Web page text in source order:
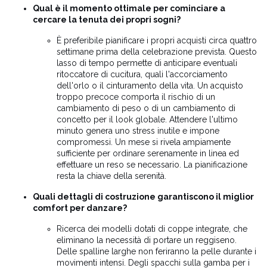
Qual è il momento ottimale per cominciare a
cercare la tenuta dei propri sogni?
È preferibile pianificare i propri acquisti circa quattro
settimane prima della celebrazione prevista. Questo
lasso di tempo permette di anticipare eventuali
ritoccatore di cucitura, quali l'accorciamento
dell'orlo o il cinturamento della vita. Un acquisto
troppo precoce comporta il rischio di un
cambiamento di peso o di un cambiamento di
concetto per il look globale. Attendere l'ultimo
minuto genera uno stress inutile e impone
compromessi. Un mese si rivela ampiamente
sufficiente per ordinare serenamente in linea ed
effettuare un reso se necessario. La pianificazione
resta la chiave della serenità.
Quali dettagli di costruzione garantiscono il miglior
comfort per danzare?
Ricerca dei modelli dotati di coppe integrate, che
eliminano la necessità di portare un reggiseno.
Delle spalline larghe non feriranno la pelle durante i
movimenti intensi. Degli spacchi sulla gamba per i